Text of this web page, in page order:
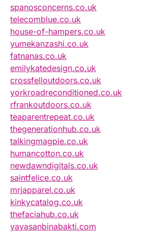
spanosconcerns.co.uk
telecomblue.co.uk
house-of-hampers.co.uk
yumekanzashi.co.uk
fatnanas.co.uk
emilykatedesign.co.uk
crossfelloutdoors.co.uk
yorkroadreconditioned.co.uk
rfrankoutdoors.co.uk
teaparentrepeat.co.uk
thegenerationhub.co.uk
talkingmagpie.co.uk
humancotton.co.uk
newdawndigitals.co.uk
saintfelice.co.uk
mrjapparel.co.uk
kinkycatalog.co.uk
thefaciahub.co.uk
yayasanbinabakti.com